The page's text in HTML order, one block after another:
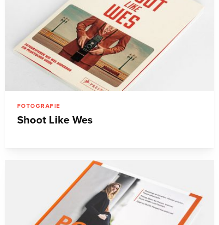
FOTOGRAFIE
Shoot Like Wes